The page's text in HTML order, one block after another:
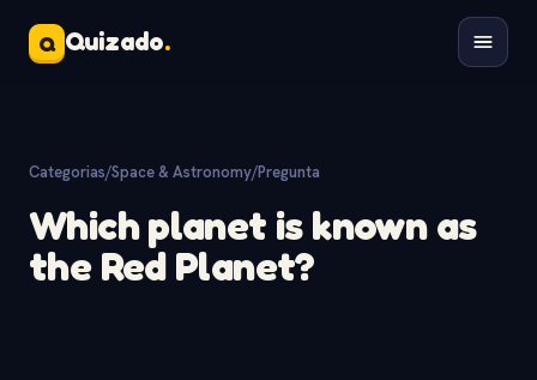
Q Quizado.
Categorias/Space & Astronomy/Pregunta
Which planet is known as
the Red Planet?